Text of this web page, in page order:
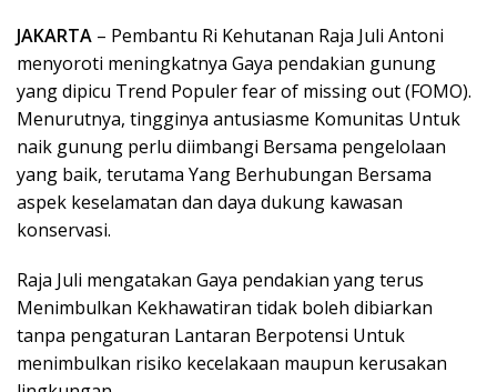
JAKARTA – Pembantu Ri Kehutanan Raja Juli Antoni
menyoroti meningkatnya Gaya pendakian gunung
yang dipicu Trend Populer fear of missing out (FOMO).
Menurutnya, tingginya antusiasme Komunitas Untuk
naik gunung perlu diimbangi Bersama pengelolaan
yang baik, terutama Yang Berhubungan Bersama
aspek keselamatan dan daya dukung kawasan
konservasi.
Raja Juli mengatakan Gaya pendakian yang terus
Menimbulkan Kekhawatiran tidak boleh dibiarkan
tanpa pengaturan Lantaran Berpotensi Untuk
menimbulkan risiko kecelakaan maupun kerusakan